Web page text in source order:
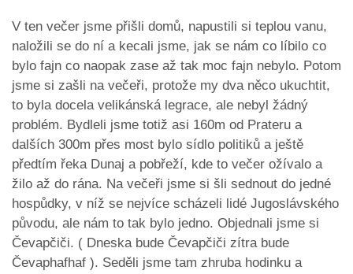
V ten večer jsme přišli domů, napustili si teplou vanu,
naložili se do ní a kecali jsme, jak se nám co líbilo co
bylo fajn co naopak zase až tak moc fajn nebylo. Potom
jsme si zašli na večeři, protože my dva něco ukuchtit,
to byla docela velikánská legrace, ale nebyl žádný
problém. Bydleli jsme totiž asi 160m od Prateru a
dalších 300m přes most bylo sídlo politiků a ještě
předtím řeka Dunaj a pobřeží, kde to večer ožívalo a
žilo až do rána. Na večeři jsme si šli sednout do jedné
hospůdky, v níž se nejvíce scházeli lidé Jugoslávského
původu, ale nám to tak bylo jedno. Objednali jsme si
Čevapčiči. ( Dneska bude Čevapčiči zítra bude
Čevaphafhaf ). Seděli jsme tam zhruba hodinku a